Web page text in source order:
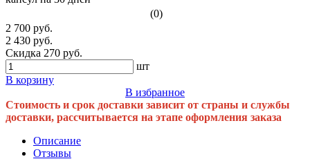
(0)
2 700 руб.
2 430 руб.
Скидка 270 руб.
шт
В корзину
В избранное
Стоимость и срок доставки зависит от страны и службы
доставки, рассчитывается на этапе оформления заказа
Описание
Отзывы